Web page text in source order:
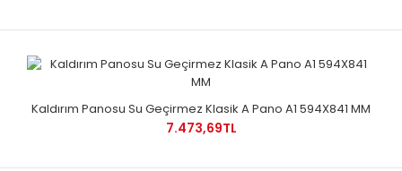
Kaldırım Panosu Su Geçirmez Klasik A Pano A1 594X841 MM
7.473,69TL